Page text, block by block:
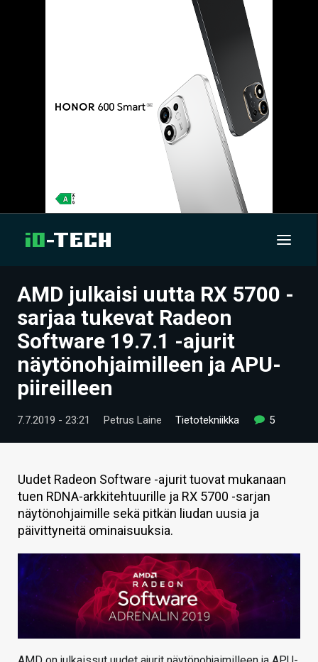
UUTISET
ARTIKKELIT
VIDEOT
TECHBBS
TIETOA
KAUPPA
VAIHDA TEEMA
HAKU
AMD julkaisi uutta RX 5700 -
sarjaa tukevat Radeon
Software 19.7.1 -ajurit
näytönohjaimilleen ja APU-
piireilleen
7.7.2019 - 23:21 Petrus Laine Tietotekniikka 5
Uudet Radeon Software -ajurit tuovat mukanaan
tuen RDNA-arkkitehtuurille ja RX 5700 -sarjan
näytönohjaimille sekä pitkän liudan uusia ja
päivittyneitä ominaisuuksia.